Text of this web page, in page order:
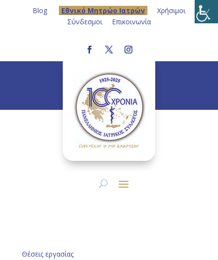
Blog Eθνικό Μητρώο Ιατρών
Χρήσιμοι
Σύνδεσμοι
Επικοινωνία
Θέσεις εργασίας